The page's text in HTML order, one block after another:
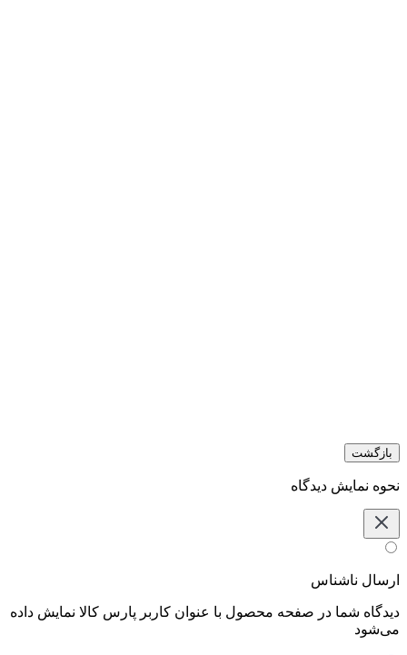
بازگشت
نحوه نمایش دیدگاه‌
ارسال ناشناس
دیدگاه شما در صفحه محصول با عنوان کاربر پارس کالا نمایش داده
می‌شود